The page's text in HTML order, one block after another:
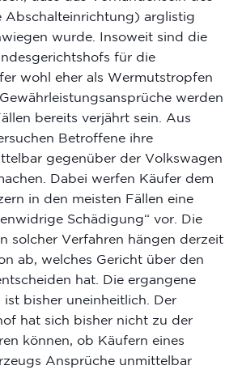
Abschalteinrichtung) arglistig
wurde. Insoweit sind die
für die
wohl eher als Wermutstropfen
werden
bereits verjährt sein. Aus
Betroffene ihre
gegenüber der Volkswagen
Dabei werfen Käufer dem
in den meisten Fällen eine
Schädigung“ vor. Die
solcher Verfahren hängen derzeit
ab, welches Gericht über den
hat. Die ergangene
ist bisher uneinheitlich. Der
hat sich bisher nicht zu der
können, ob Käufern eines
Ansprüche unmittelbar